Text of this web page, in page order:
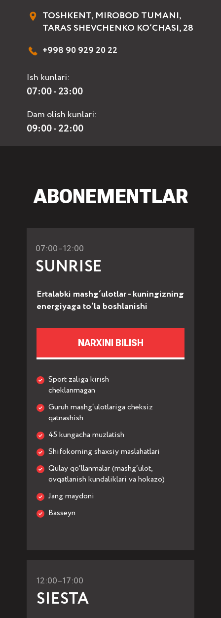
+998 90 929 20 22
TOSHKENT, MIROBOD TUMANI,
TARAS SHEVCHENKO KO‘CHASI, 28
Ish kunlari:
07:00 - 23:00
Dam olish kunlari:
09:00 - 22:00
ABONEMENTLAR
SUNRISE
07:00–12:00
Ertalabki mashg‘ulotlar - kuningizning
energiyaga to‘la boshlanishi
SIESTA
12:00–17:00
NARXINI BILISH
Sport zaliga kirish
cheklanmagan
Guruh mashg‘ulotlariga cheksiz
qatnashish
45 kungacha muzlatish
Shifokorning shaxsiy maslahatlari
Qulay qo‘llanmalar (mashg‘ulot,
ovqatlanish kundaliklari va hokazo)
Jang maydoni
Basseyn